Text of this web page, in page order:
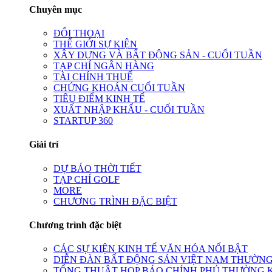
Chuyên mục
ĐỐI THOẠI
THẾ GIỚI SỰ KIỆN
XÂY DỰNG VÀ BẤT ĐỘNG SẢN - CUỐI TUẦN
TẠP CHÍ NGÂN HÀNG
TÀI CHÍNH THUẾ
CHỨNG KHOÁN CUỐI TUẦN
TIÊU ĐIỂM KINH TẾ
XUẤT NHẬP KHẨU - CUỐI TUẦN
STARTUP 360
Giải trí
DỰ BÁO THỜI TIẾT
TẠP CHÍ GOLF
MORE
CHƯƠNG TRÌNH ĐẶC BIỆT
Chương trình đặc biệt
CÁC SỰ KIỆN KINH TẾ VĂN HÓA NỔI BẬT
DIỄN ĐÀN BẤT ĐỘNG SẢN VIỆT NAM